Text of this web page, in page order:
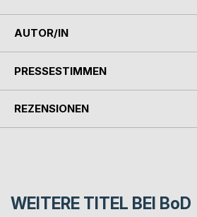
AUTOR/IN
PRESSESTIMMEN
REZENSIONEN
WEITERE TITEL BEI BoD